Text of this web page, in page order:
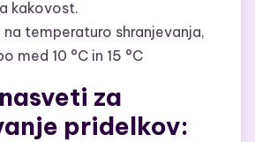
kakovost.
na temperaturo shranjevanja,
med 10 °C in 15 °C
za
pridelkov: